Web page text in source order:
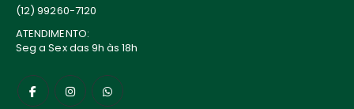
(12) 99260-7120
ATENDIMENTO:
Seg a Sex das 9h às 18h